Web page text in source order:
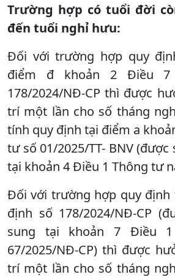
Trường hợp có tuổi đời
đến tuổi nghỉ hưu:
Đối với trường hợp quy
điểm đ khoản 2 Điều
178/2024/NĐ-CP thì được
trí một lần cho số tháng
tính quy định tại điểm a
tư số 01/2025/TT- BNV
tại khoản 4 Điều 1 Thông tư
Đối với trường hợp quy định
định số 178/2024/NĐ-CP
sung tại khoản 7 Điều
67/2025/NĐ-CP) thì được
trí một lần cho số tháng